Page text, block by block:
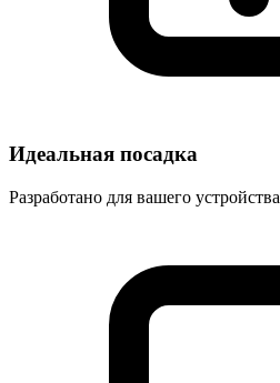
Идеальная посадка
Разработано для вашего устройства